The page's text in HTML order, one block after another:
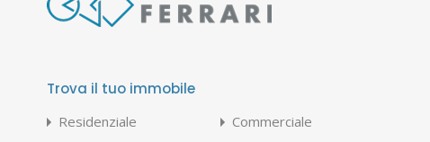
Trova il tuo immobile
Residenziale
Commerciale